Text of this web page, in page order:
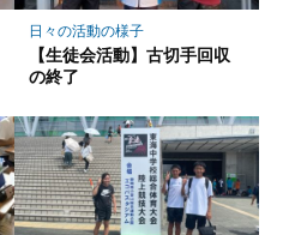
日々の活動の様子
【生徒会活動】古切手回収
の終了